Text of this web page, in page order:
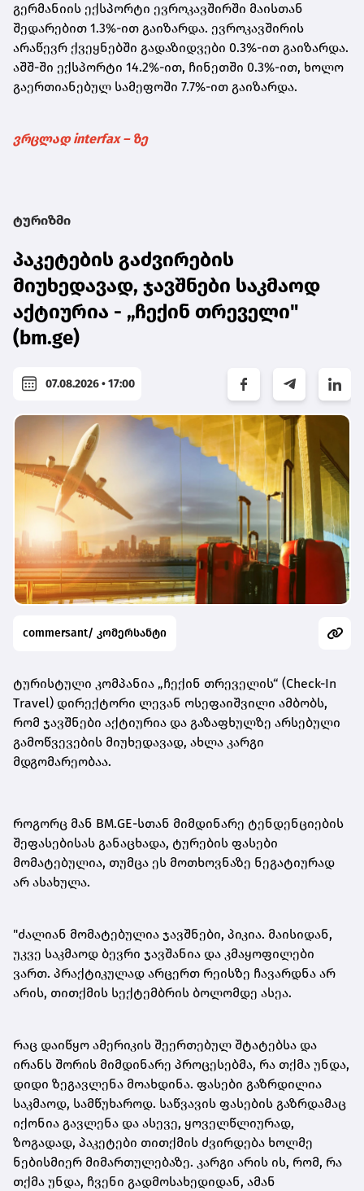
გერმანიის ექსპორტი ევროკავშირში მაისთან
შედარებით 1.3%-ით გაიზარდა. ევროკავშირის
არაწევრ ქვეყნებში გადაზიდვები 0.3%-ით გაიზარდა.
აშშ-ში ექსპორტი 14.2%-ით, ჩინეთში 0.3%-ით, ხოლო
გაერთიანებულ სამეფოში 7.7%-ით გაიზარდა.
ვრცლად interfax – ზე
ტურიზმი
პაკეტების გაძვირების
მიუხედავად, ჯავშნები საკმაოდ
აქტიურია - „ჩექინ თრეველი"
(bm.ge)
07.08.2026 • 17:00
commersant/ კომერსანტი
ტურისტული კომპანია „ჩექინ თრეველის“ (Check-In
Travel) დირექტორი ლევან ოსეფაიშვილი ამბობს,
რომ ჯავშნები აქტიურია და გაზაფხულზე არსებული
გამოწვევების მიუხედავად, ახლა კარგი
მდგომარეობაა.
როგორც მან BM.GE-სთან მიმდინარე ტენდენციების
შეფასებისას განაცხადა, ტურების ფასები
მომატებულია, თუმცა ეს მოთხოვნაზე ნეგატიურად
არ ასახულა.
"ძალიან მომატებულია ჯავშნები, პიკია. მაისიდან,
უკვე საკმაოდ ბევრი ჯავშანია და კმაყოფილები
ვართ. პრაქტიკულად არცერთ რეისზე ჩავარდნა არ
არის, თითქმის სექტემბრის ბოლომდე ასეა.
რაც დაიწყო ამერიკის შეერთებულ შტატებსა და
ირანს შორის მიმდინარე პროცესებმა, რა თქმა უნდა,
დიდი ზეგავლენა მოახდინა. ფასები გაზრდილია
საკმაოდ, სამწუხაროდ. საწვავის ფასების გაზრდამაც
იქონია გავლენა და ასევე, ყოველწლიურად,
ზოგადად, პაკეტები თითქმის ძვირდება ხოლმე
ნებისმიერ მიმართულებაზე. კარგი არის ის, რომ, რა
თქმა უნდა, ჩვენი გადმოსახედიდან, ამან